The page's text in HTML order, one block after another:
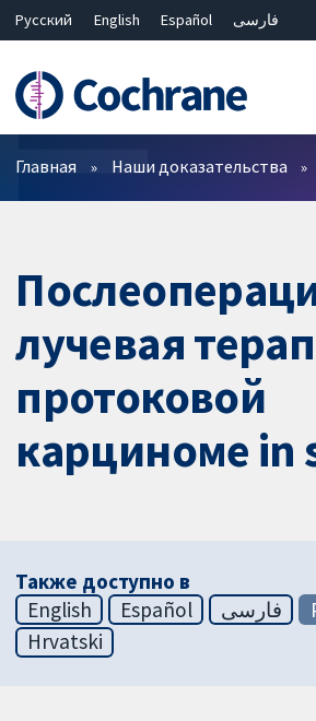
Русский English Español
فارسی
Bahasa Malaysia
ไทย
繁體中文
简体中文
Фильтры
Главная Наши доказательства
лучевая
протоковой
карциноме in
Также доступно в
English
Español فارسی
Hrvatski